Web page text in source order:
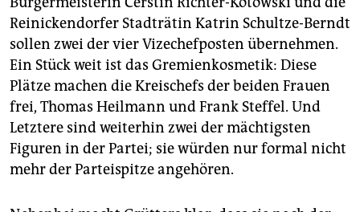
Reinickendorfer Stadträtin Katrin Schultze-Berndt
sollen zwei der vier Vizechefposten übernehmen.
Ein Stück weit ist das Gremienkosmetik: Diese
Plätze machen die Kreis­chefs der beiden Frauen
frei, Thomas Heilmann und Frank Steffel. Und
Letztere sind weiterhin zwei der mächtigsten
Figuren in der Partei; sie würden nur formal nicht
mehr der Parteispitze angehören.